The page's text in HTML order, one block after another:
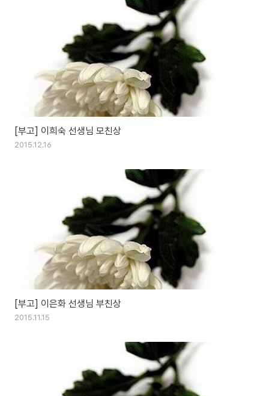
[부고] 이희숙 선생님 모친상
2015.12.16
[부고] 이은화 선생님 부친상
2015.11.15